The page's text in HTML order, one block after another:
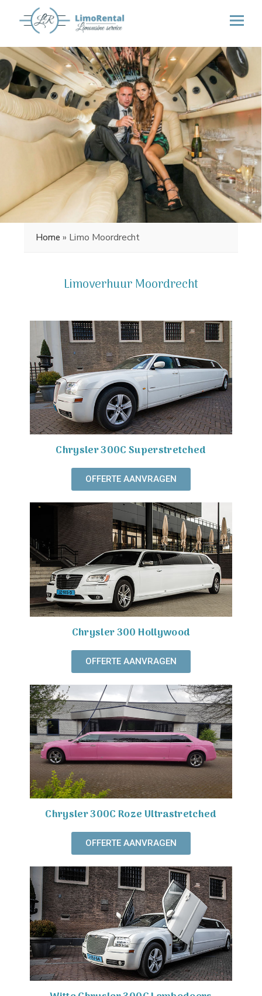
Home » Limo Moordrecht
Limoverhuur Moordrecht
Chrysler 300C Superstretched
OFFERTE AANVRAGEN
Chrysler 300 Hollywood
OFFERTE AANVRAGEN
Chrysler 300C Roze Ultrastretched
OFFERTE AANVRAGEN